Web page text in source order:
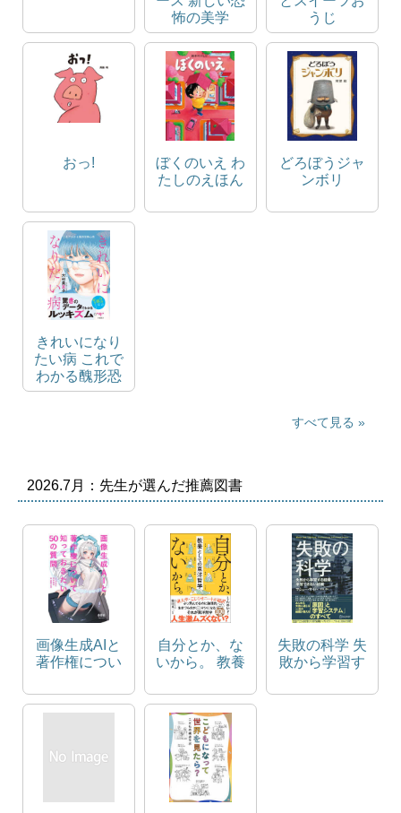
怖の美学
うじ
おっ!
ぼくのいえ わ
たしのえほん
どろぼうジャ
ンボリ
きれいになり
たい病 これで
わかる醜形恐
怖心性
すべて見る
2026.7月：先生が選んだ推薦図書
画像生成AIと
著作権につい
たい50の質問
自分とか、な
いから。 教養
哲学
失敗の科学 失
敗から学習す
できない組織